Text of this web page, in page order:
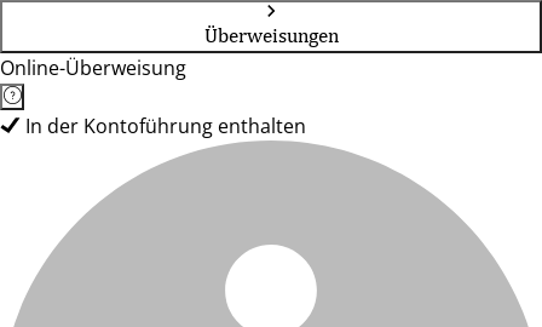
Überweisungen
Online-Überweisung
In der Kontoführung enthalten